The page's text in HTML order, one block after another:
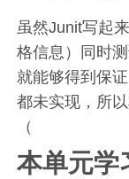
虽然Junit写起
格信息）同时
就能够得到保
都未实现，所
（
本单元学